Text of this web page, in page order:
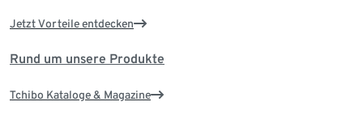
Jetzt Vorteile entdecken
Rund um unsere Produkte
Tchibo Kataloge & Magazine